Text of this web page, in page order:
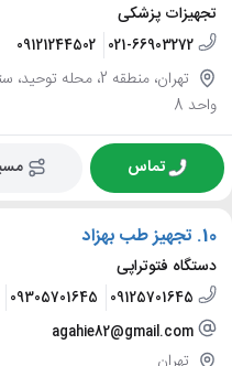
تجهیزات پزشکی
021-66903272
09121244502
واحد 8
تماس
10. تجهیز طب بهزاد
دستگاه فتوتراپی
09125701645
09305701645
agahie82@gmail.com